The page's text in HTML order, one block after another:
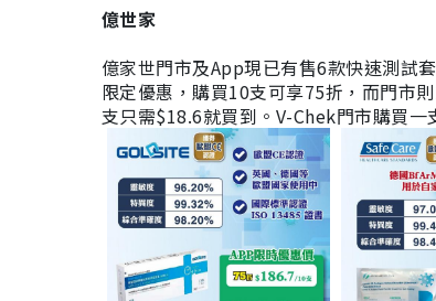
億世家
億家世門市及App現已有售6款快速測試
限定優惠，購買10支可享75折，而門市
支只需$18.6就買到。V-Chek門市購買